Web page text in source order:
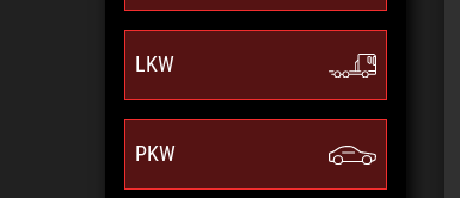
LKW
PKW